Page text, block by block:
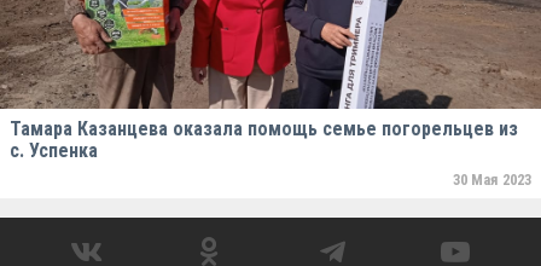
Тамара Казанцева оказала помощь семье погорельцев из
с. Успенка
30 Мая 2023